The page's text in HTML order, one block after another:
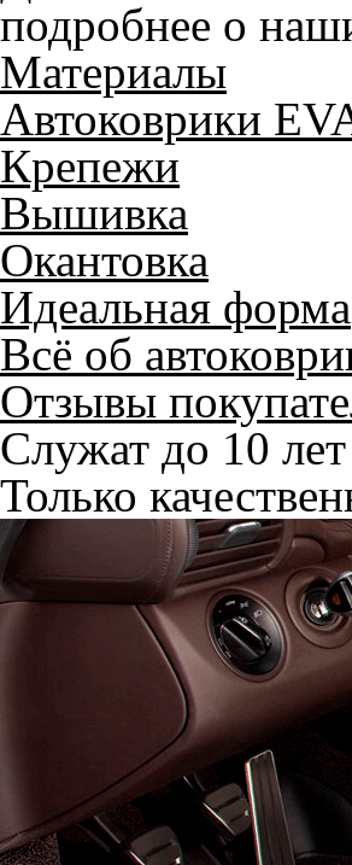
подробнее о
Материалы
Автоковрики
Крепежи
Вышивка
Окантовка
Идеальная форма
Всё об
Отзывы
Служат до 10 лет
Только